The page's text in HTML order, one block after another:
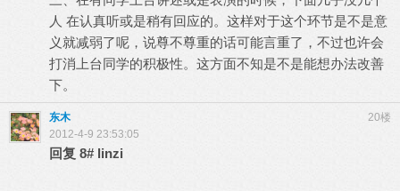
人 在认真听或是稍有回应的。这样对于这个环节是不是意
义就减弱了呢，说尊不尊重的话可能言重了，不过也许会
打消上台同学的积极性。这方面不知是不是能想办法改善
下。
20楼
东木
2012-4-9 23:53:05
回复 8# linzi